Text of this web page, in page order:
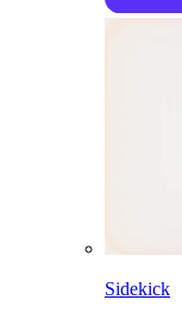
Sidekick